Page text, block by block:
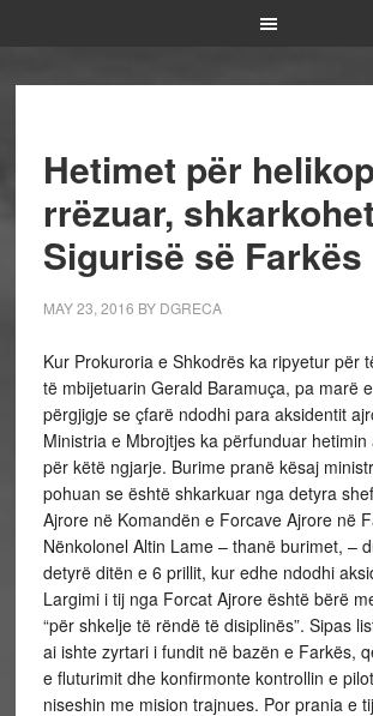
Hetimet për
rrëzuar,
Sigurisë së Farkës
MAY 23, 2016 BY DGRECA
Kur Prokuroria e Shkodrës ka ripyetur për
të mbijetuarin Gerald Baramuça, pa marë
përgjigje se çfarë ndodhi para aksidentit
Ministria e Mbrojtjes ka përfunduar hetimin
për këtë ngjarje. Burime pranë kësaj
pohuan se është shkarkuar nga detyra
Ajrore në Komandën e Forcave Ajrore në
Nënkolonel Altin Lame – thanë burimet, –
detyrë ditën e 6 prillit, kur edhe ndodhi
Largimi i tij nga Forcat Ajrore është bërë
“për shkelje të rëndë të disiplinës”. Sipas
ai ishte zyrtari i fundit në bazën e Farkës,
e fluturimit dhe konfirmonte kontrollin e
niseshin me mision trajnues. Por prania e